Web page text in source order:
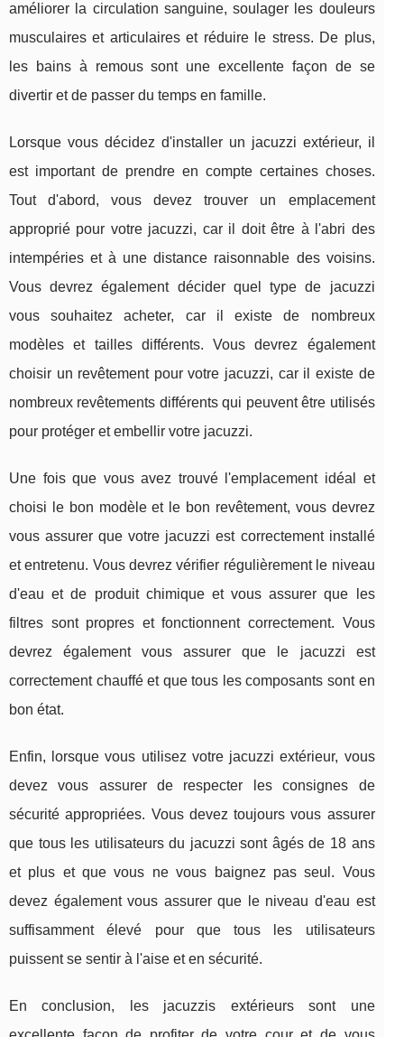
améliorer la circulation sanguine, soulager les douleurs
musculaires et articulaires et réduire le stress. De plus,
les bains à remous sont une excellente façon de se
divertir et de passer du temps en famille.
Lorsque vous décidez d'installer un jacuzzi extérieur, il
est important de prendre en compte certaines choses.
Tout d'abord, vous devez trouver un emplacement
approprié pour votre jacuzzi, car il doit être à l'abri des
intempéries et à une distance raisonnable des voisins.
Vous devrez également décider quel type de jacuzzi
vous souhaitez acheter, car il existe de nombreux
modèles et tailles différents. Vous devrez également
choisir un revêtement pour votre jacuzzi, car il existe de
nombreux revêtements différents qui peuvent être utilisés
pour protéger et embellir votre jacuzzi.
Une fois que vous avez trouvé l'emplacement idéal et
choisi le bon modèle et le bon revêtement, vous devrez
vous assurer que votre jacuzzi est correctement installé
et entretenu. Vous devrez vérifier régulièrement le niveau
d'eau et de produit chimique et vous assurer que les
filtres sont propres et fonctionnent correctement. Vous
devrez également vous assurer que le jacuzzi est
correctement chauffé et que tous les composants sont en
bon état.
Enfin, lorsque vous utilisez votre jacuzzi extérieur, vous
devez vous assurer de respecter les consignes de
sécurité appropriées. Vous devez toujours vous assurer
que tous les utilisateurs du jacuzzi sont âgés de 18 ans
et plus et que vous ne vous baignez pas seul. Vous
devez également vous assurer que le niveau d'eau est
suffisamment élevé pour que tous les utilisateurs
puissent se sentir à l'aise et en sécurité.
En conclusion, les jacuzzis extérieurs sont une